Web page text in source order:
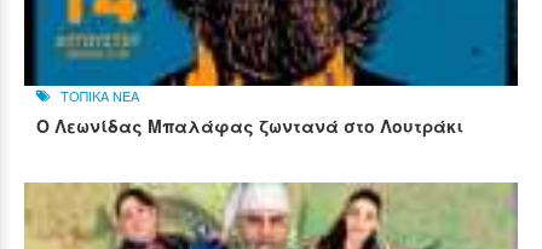
ΤΟΠΙΚΑ ΝΕΑ
Ο Λεωνίδας Μπαλάφας ζωντανά στο Λουτράκι